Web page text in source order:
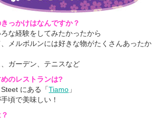
っかけはなんですか？
な経験をしてみたかったから
メルボルンには好きな物がたくさんあったか
ガーデン、テニスなど
のレストランは?
にある「Tiamo 」
頃で美味しい！